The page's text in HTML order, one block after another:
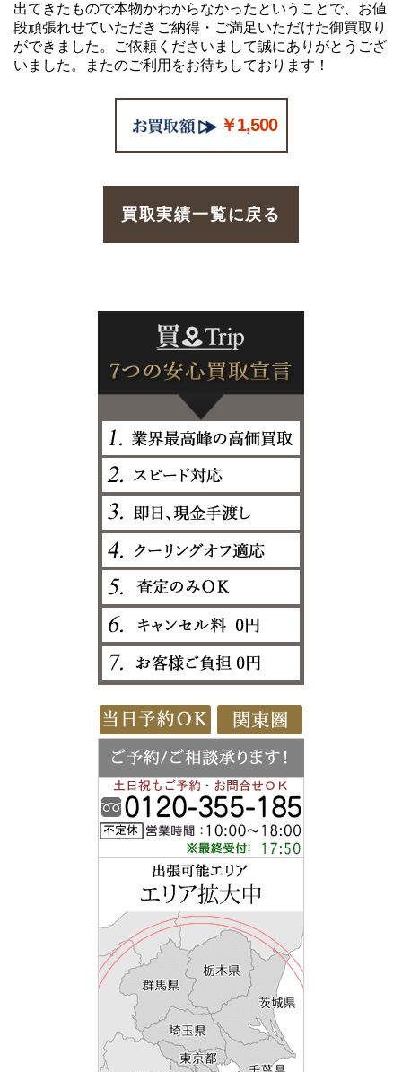
出てきたもので本物かわからなかったということで、お値
段頑張れせていただきご納得・ご満足いただけた御買取り
ができました。ご依頼くださいまして誠にありがとうござ
いました。またのご利用をお待ちしております！
￥1,500
買取実績一覧に戻る